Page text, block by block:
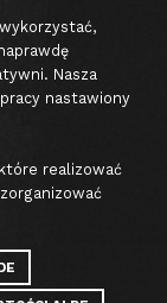
Nasza
nastawiony
realizować